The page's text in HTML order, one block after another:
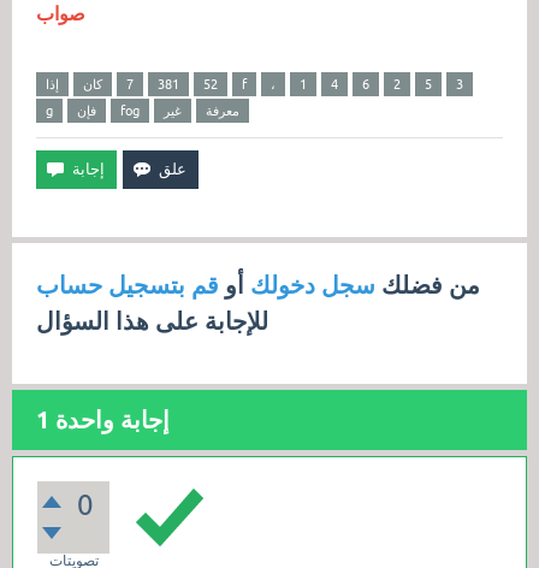
صواب
إذا كان 7 381 52 f ، 1 4 6 2 5
3
g
فإن fog غير معرفة
من فضلك سجل دخولك أو قم بتسجيل حساب
للإجابة على هذا السؤال
1 إجابة واحدة
0
تصويتات